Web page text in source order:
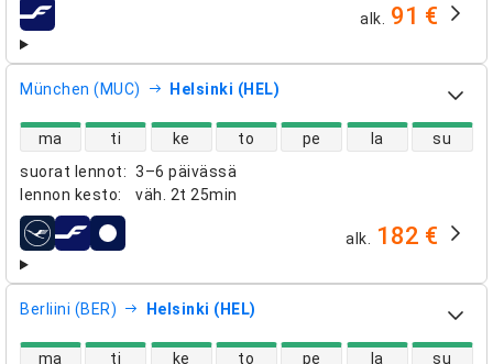
lentoyhtiöt alk. 91 €
München (MUC) Helsinki (HEL)
suorat lennot: 3–6 päivässä
lennon kesto: väh. 2t 25min
suorien lentojen saatavuus
ma ti ke to pe la su
lentoyhtiöt alk. 182 €
Berliini (BER) Helsinki (HEL)
suorien lentojen saatavuus
ma ti ke to pe la su